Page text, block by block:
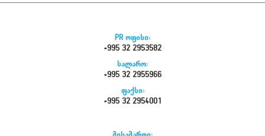
PR ოფისი:
+995 32 2953582
სალარო:
+995 32 2955966
ფაქსი:
+995 32 2954001